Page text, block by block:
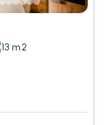
13 m2